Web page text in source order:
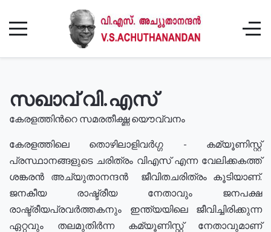
സഖാവ് വി.എസ്
കേരളത്തിൻറെ സമരതീക്ഷ്ണ യൌവ്വനം
കേരളത്തിലെ തൊഴിലാളിവർഗ്ഗ - കമ്യൂണിസ്റ്റ്
പ്രസ്ഥാനങ്ങളുടെ ചരിത്രം വിഎസ് എന്ന വേലിക്കകത്ത്
ശങ്കരൻ അച്യുതാനന്ദൻ ജീവിതചരിത്രം കൂടിയാണ്.
ജനകീയ രാഷ്ട്രീയ നേതാവും ജനപക്ഷ
രാഷ്ട്രീയപ്രവർത്തകനും ഇന്ത്യയിലെ ജീവിച്ചിരിക്കുന്ന
ഏറ്റവും തലമുതിർന്ന കമ്യൂണിസ്റ്റ് നേതാവുമാണ്